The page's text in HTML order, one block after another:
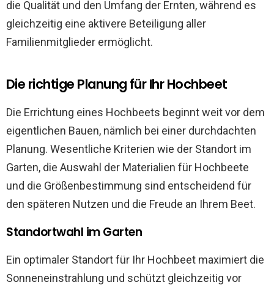
die Qualität und den Umfang der Ernten, während es
gleichzeitig eine aktivere Beteiligung aller
Familienmitglieder ermöglicht.
Die richtige Planung für Ihr Hochbeet
Die Errichtung eines Hochbeets beginnt weit vor dem
eigentlichen Bauen, nämlich bei einer durchdachten
Planung. Wesentliche Kriterien wie der Standort im
Garten, die Auswahl der Materialien für Hochbeete
und die Größenbestimmung sind entscheidend für
den späteren Nutzen und die Freude an Ihrem Beet.
Standortwahl im Garten
Ein optimaler Standort für Ihr Hochbeet maximiert die
Sonneneinstrahlung und schützt gleichzeitig vor